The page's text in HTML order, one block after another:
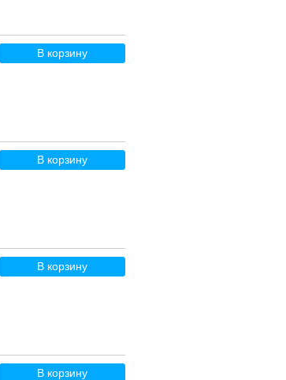
В корзину
В корзину
В корзину
В корзину